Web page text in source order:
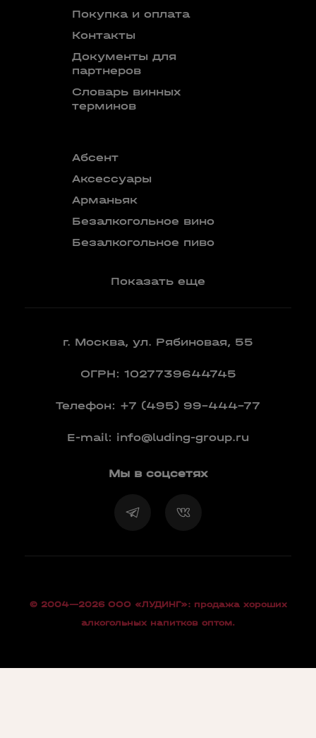
Покупка и оплата
Контакты
Документы для
партнеров
Словарь винных
терминов
Абсент
Аксессуары
Арманьяк
Безалкогольное вино
Безалкогольное пиво
Показать еще
г. Москва, ул. Рябиновая, 55
ОГРН: 1027739644745
Телефон: +7 (495) 99-444-77
E-mail: info@luding-group.ru
Мы в соцсетях
© 2004—2026 OOO «ЛУДИНГ»: продажа хороших
алкогольных напитков оптом.